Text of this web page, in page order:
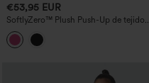
€53,95 EUR
SoftlyZero™ Plush Push-Up de tejido
suave, con tirantes ajustables cruzados,
espalda descubierta y sujetador
incorporado — vestido activo para